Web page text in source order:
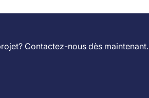
Contactez-nous dès maintenant.